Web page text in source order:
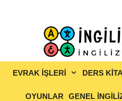
EVRAK İŞLERİ DERS
OYUNLAR GENEL